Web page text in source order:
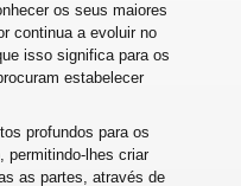
os seus maiores
continua a evoluir no
isso significa para os
estabelecer
profundos para os
permitindo-lhes criar
as partes, através de